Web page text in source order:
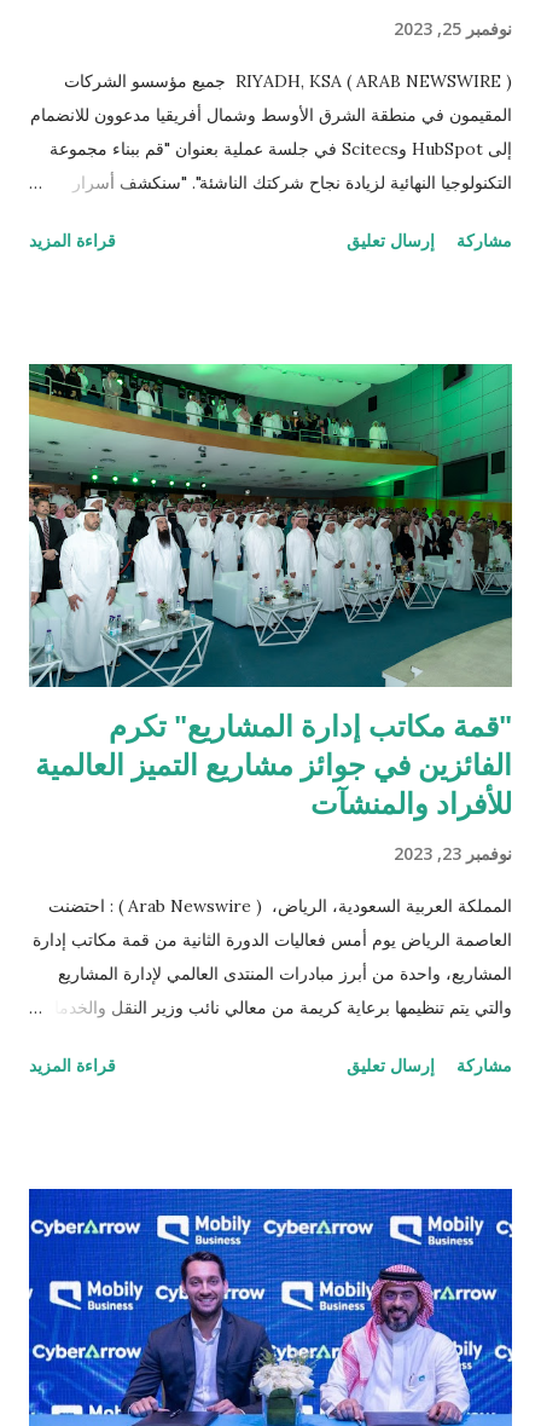
نوفمبر 25, 2023
RIYADH, KSA ( ARAB NEWSWIRE ) جميع مؤسسو الشركات
المقيمون في منطقة الشرق الأوسط وشمال أفريقيا مدعوون للانضمام
إلى HubSpot وScitecs في جلسة عملية بعنوان "قم ببناء مجموعة
التكنولوجيا النهائية لزيادة نجاح شركتك الناشئة". "سنكشف أسرار
احتياجاتك الفريدة لبدء التشغيل." قال الدكتور أحمد مرادي - العضو
والذي أعلن: "سنطلق أيضًا برنامجنا الجديد مسرع الشرق الأوسط -
Accelerate Middle East - ومن خلاله سيستطيع الحاضرون
الحصول على بوابة HubSpot مجانية، بالإضافة لخصومات البرامج
اللازمة لبدء بناء مجموعة التكنولوجيا الخاصة بك ". في هذه الجلسة
والتي تستغرق ساعة واحدة، ستكون المفاهيم المعقدة في متناول
الجميع، بما في ذلك: ما هو مكدس التكنولوجيا؟ عملية بناء حزمة تقنية
تناسب الشركات الناشئة. كيفية اختيار الأدوات الصحيحة والضرورية
للبدء. خصومات HubSpo...
مشاركة إرسال تعليق قراءة المزيد
"قمة مكاتب إدارة المشاريع" تكرم
الفائزين في جوائز مشاريع التميز العالمية
للأفراد والمنشآت
نوفمبر 23, 2023
المملكة العربية السعودية، الرياض، ( Arab Newswire ) : احتضنت
العاصمة الرياض يوم أمس فعاليات الدورة الثانية من قمة مكاتب إدارة
المشاريع، واحدة من أبرز مبادرات المنتدى العالمي لإدارة المشاريع
والتي يتم تنظيمها برعاية كريمة من معالي نائب وزير النقل والخدمات
المهندس بدر الدلامي ومعالي محافظ المؤسسة العامة لتحلية المياه
حضور معالي رئيس مدينة الملك عبد العزيز للعلوم والتقنية الدكتور
منير بن محمود الدسوقي، ومعالي المهندس بدر الدلامي، ومعالي
المهندس عبدالله العبدالكريم، والرئيس التنفيذي لبرنامج تطوير وزارة
الداخلية المهندس نبيل بن خالد الدبل، إلى جانب عدد من شركاء النجاح
والرعاة ووسائل الإعلام المحليين والدوليين. كما شهدت القمة تكريم
30 فائزًا بجوائز مشاريع التميز العالمية للأفراد والمنشآت ضمن 10
مسارات رئيسية، وتعد...
مشاركة إرسال تعليق قراءة المزيد